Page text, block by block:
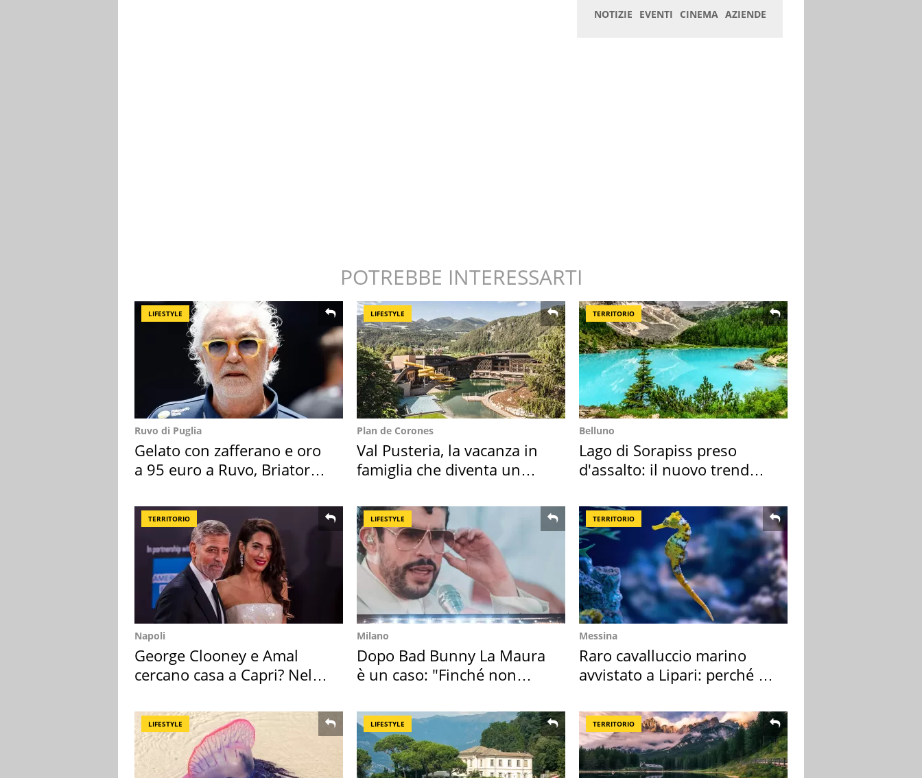
POTREBBE INTERESSARTI
LIFESTYLE
Ruvo di Puglia
Gelato con zafferano e oro
a 95 euro a Ruvo, Briatore
LIFESTYLE
Plan de Corones
Val Pusteria, la vacanza in
famiglia che diventa un
TERRITORIO
Belluno
Lago di Sorapiss preso
d'assalto: il nuovo trend
TERRITORIO
Napoli
George Clooney e Amal
cercano casa a Capri? Nel
LIFESTYLE
Milano
Dopo Bad Bunny La Maura
è un caso: "Finché non
TERRITORIO
Messina
Raro cavalluccio marino
avvistato a Lipari: perché è
LIFESTYLE LIFESTYLE TERRITORIO